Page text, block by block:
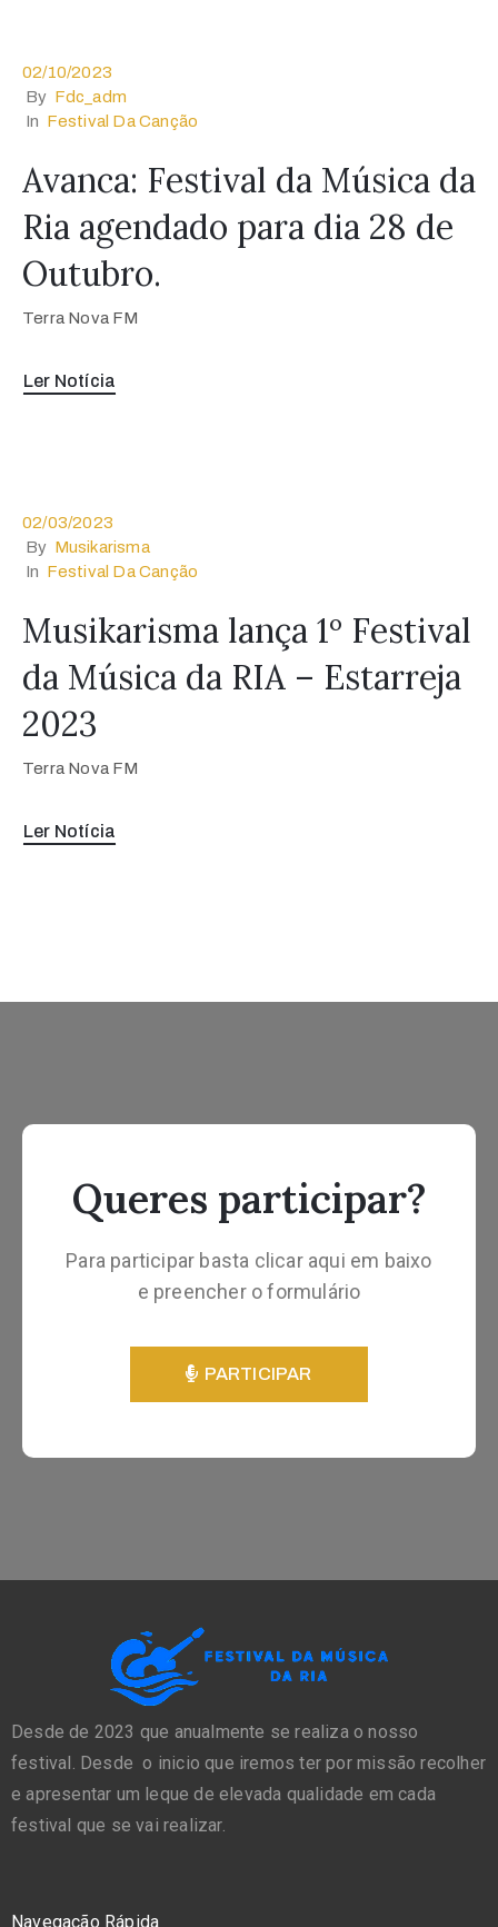
02/10/2023
By Fdc_adm
In Festival Da Canção
Avanca: Festival da Música da
Ria agendado para dia 28 de
Outubro.
Terra Nova FM
Ler Notícia
02/03/2023
By Musikarisma
In Festival Da Canção
Musikarisma lança 1º Festival
da Música da RIA – Estarreja
2023
Terra Nova FM
Ler Notícia
Queres participar?
Para participar basta clicar aqui em baixo
e preencher o formulário
PARTICIPAR
Desde de 2023 que anualmente se realiza o nosso
festival. Desde o inicio que iremos ter por missão recolher
e apresentar um leque de elevada qualidade em cada
festival que se vai realizar.
Navegação Rápida